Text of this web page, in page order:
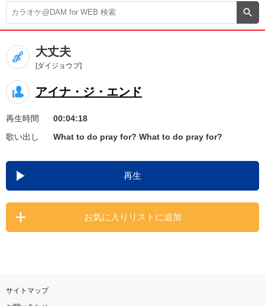
DAM★とも録音
カラオケ＠DAM
ユーザー検索
キャンペーン
お知らせ よくあるご質問
DAMの新曲・ランキングなど
カラオケ最新情報をチェック！
大丈夫
[ダイジョウブ]
アイナ・ジ・エンド
再生時間
00:04:18
歌い出し
What to do pray for? What to do pray for?
再生
お気に入りリストに追加
サイトマップ